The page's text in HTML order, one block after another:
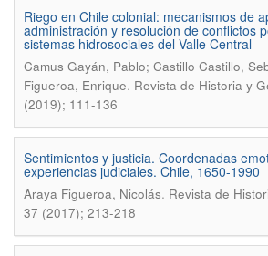
Riego en Chile colonial: mecanismos de
administración y resolución de conflictos
sistemas hidrosociales del Valle Central
Camus Gayán, Pablo; Castillo Castillo,
Figueroa, Enrique. Revista de Historia y
(2019); 111-136
Sentimientos y justicia. Coordenadas
experiencias judiciales. Chile, 1650-1990
Araya Figueroa, Nicolás. Revista de
37 (2017); 213-218